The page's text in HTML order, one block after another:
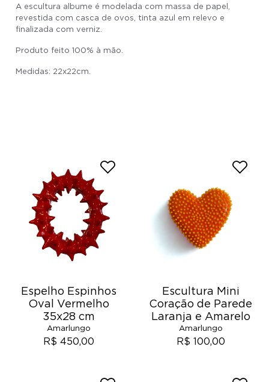
A escultura albume é modelada com massa de papel,
revestida com casca de ovos, tinta azul em relevo e
finalizada com verniz.
Produto feito 100% à mão.
Medidas: 22x22cm.
Espelho Espinhos
Oval Vermelho
35x28 cm
Amarlungo
R$ 450,00
Escultura Mini
Coração de Parede
Laranja e Amarelo
Amarlungo
R$ 100,00